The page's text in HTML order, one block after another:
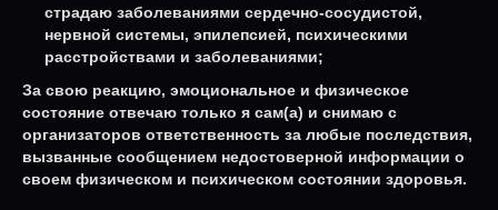
страдаю заболеваниями сердечно-сосудистой,
нервной системы, эпилепсией, психическими
расстройствами и заболеваниями;
За свою реакцию, эмоциональное и физическое
состояние отвечаю только я сам(а) и снимаю с
организаторов ответственность за любые последствия,
вызванные сообщением недостоверной информации о
своем физическом и психическом состоянии здоровья.